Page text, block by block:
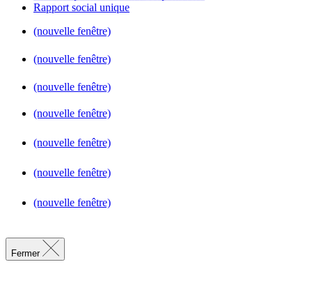
Rapport social unique
(nouvelle fenêtre)
(nouvelle fenêtre)
(nouvelle fenêtre)
(nouvelle fenêtre)
(nouvelle fenêtre)
(nouvelle fenêtre)
(nouvelle fenêtre)
Fermer